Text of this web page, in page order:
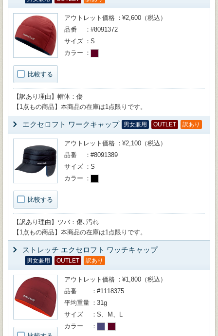
比較する
アウトレット価格
¥2,600（税込）
品番
#8091372
サイズ
S
カラー
【訳あり理由】帽体：傷
【1点もの商品】本商品の在庫は1点限りです。
エクセロフト ワークキャップ 男女兼用 OUTLET 訳あり
比較する
アウトレット価格
¥2,100（税込）
品番
#8091389
サイズ
S
カラー
【訳あり理由】ツバ：傷､汚れ
【1点もの商品】本商品の在庫は1点限りです。
ストレッチ エクセロフト ワッチキャップ
男女兼用 OUTLET 訳あり
アウトレット価格
¥1,800（税込）
品番
#1118375
平均重量
31g
サイズ
S、M、L
カラー